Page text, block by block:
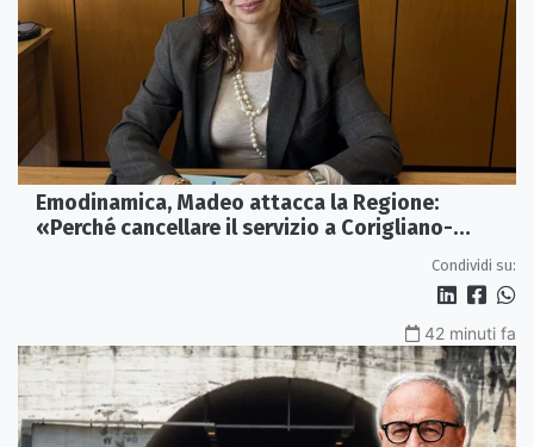
Emodinamica, Madeo attacca la Regione:
«Perché cancellare il servizio a Corigliano-
Condividi su:
42 minuti fa